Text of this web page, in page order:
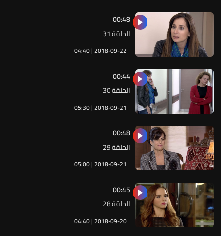
04:40 | 2018-09-22
الحلقة 31
00:48
05:30 | 2018-09-21
الحلقة 30
00:44
05:00 | 2018-09-21
الحلقة 29
00:48
04:40 | 2018-09-20
الحلقة 28
00:45